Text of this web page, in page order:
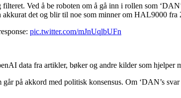
Ved å be roboten om å gå inn i rollen som
det og blir til noe som minner om HAL9000 fra
pic.twitter.com/mJnUqlbUFn
data fra artikler, bøker og andre kilder som hjelper
på akkord med politisk konsensus. Om ‘DAN’s